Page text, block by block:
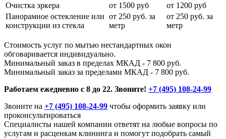
Очистка эркера
от 1500 руб
от 1200 руб
Панорамное остекление или
конструкции из стекла
от 250 руб. за
метр
от 250 руб. за
метр
Стоимость услуг по мытью нестандартных окон
обговаривается индивидуально.
Минимальный заказ в пределах МКАД - 7 800 руб.
Минимальный заказ за пределами МКАД - 7 800 руб.
Работаем ежедневно с 8 до 22. Звоните! +7 (495) 108-24-99
Звоните на +7 (495) 108-24-99 чтобы оформить заявку или
проконсультироваться
Специалисты нашей компании ответят на любые вопросы по
услугам и расценкам клининга и помогут подобрать самый